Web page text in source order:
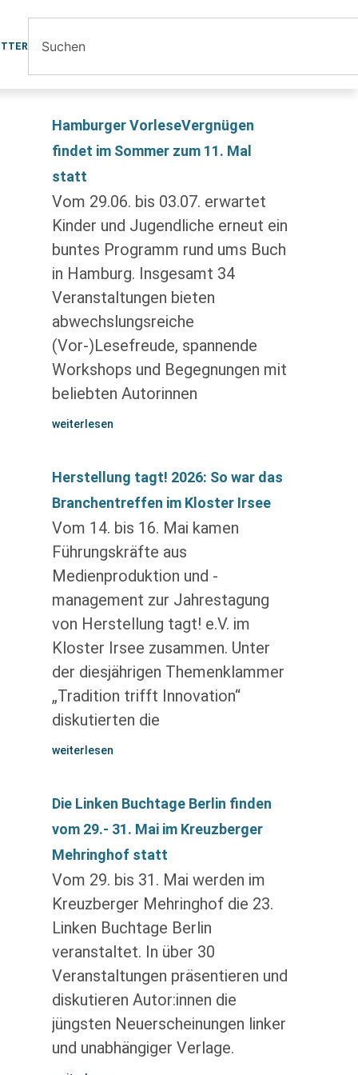
Hamburger VorleseVergnügen
findet im Sommer zum 11. Mal
statt
Vom 29.06. bis 03.07. erwartet
Kinder und Jugendliche erneut ein
buntes Programm rund ums Buch
in Hamburg. Insgesamt 34
Veranstaltungen bieten
abwechslungsreiche
(Vor-)Lesefreude, spannende
Workshops und Begegnungen mit
beliebten Autorinnen
weiterlesen
Herstellung tagt! 2026: So war das
Branchentreffen im Kloster Irsee
Vom 14. bis 16. Mai kamen
Führungskräfte aus
Medienproduktion und -
management zur Jahrestagung
von Herstellung tagt! e.V. im
Kloster Irsee zusammen. Unter
der diesjährigen Themenklammer
„Tradition trifft Innovation“
diskutierten die
weiterlesen
Die Linken Buchtage Berlin finden
vom 29.- 31. Mai im Kreuzberger
Mehringhof statt
Vom 29. bis 31. Mai werden im
Kreuzberger Mehringhof die 23.
Linken Buchtage Berlin
veranstaltet. In über 30
Veranstaltungen präsentieren und
diskutieren Autor:innen die
jüngsten Neuerscheinungen linker
und unabhängiger Verlage.